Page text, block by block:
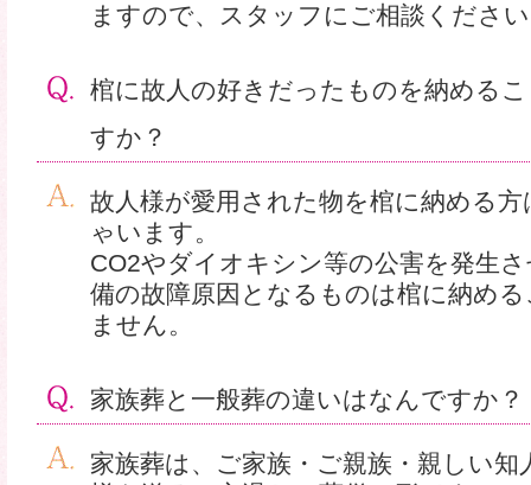
ますので、スタッフにご相談くださ
棺に故人の好きだったものを納める
すか？
故人様が愛用された物を棺に納める
ゃいます。
CO2やダイオキシン等の公害を発生
備の故障原因となるものは棺に納め
ません。
家族葬と一般葬の違いはなんですか？
家族葬は、ご家族・ご親族・親しい知